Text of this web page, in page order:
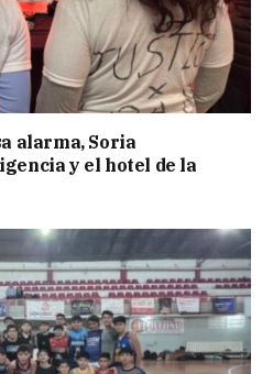
alarma, Soria
y el hotel de la